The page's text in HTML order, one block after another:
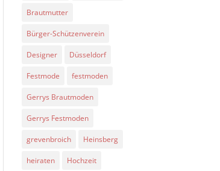
Brautmutter
Bürger-Schützenverein
Designer Düsseldorf
Festmode festmoden
Gerrys Brautmoden
Gerrys Festmoden
grevenbroich Heinsberg
heiraten Hochzeit